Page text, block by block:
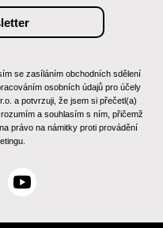
se zasíláním obchodních sdělení
osobních údajů pro účely
a potvrzuji, že jsem si přečetl(a)
rozumím a souhlasím s ním, přičemž
právo na námitky proti provádění
Y
u